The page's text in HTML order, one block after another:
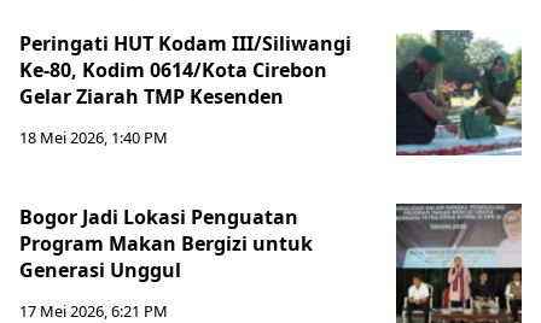
Peringati HUT Kodam III/Siliwangi
Ke-80, Kodim 0614/Kota Cirebon
Gelar Ziarah TMP Kesenden
18 Mei 2026, 1:40 PM
Bogor Jadi Lokasi Penguatan
Program Makan Bergizi untuk
Generasi Unggul
17 Mei 2026, 6:21 PM